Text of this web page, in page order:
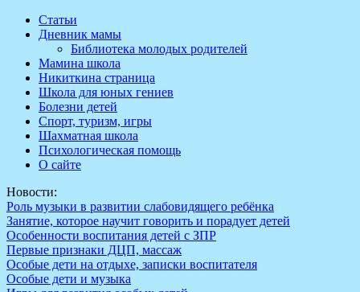
Перейти
содержимому
Статьи
Дневник мамы
Библиотека молодых родителей
Мамина школа
Никиткина страница
Школа для юных гениев
Болезни детей
Спорт, туризм, игры
Шахматная школа
Психологическая помощь
О сайте
Новости:
Роль музыки в развитии слабовидящего ребёнка
Занятие, которое научит говорить и порадует детей
Особенности воспитания детей с ЗПР
Первые признаки ДЦП, массаж
Особые дети на отдыхе, записки воспитателя
Особые дети и музыка